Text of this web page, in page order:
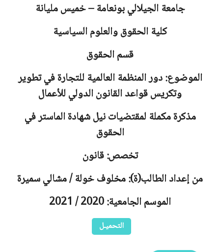
جامعةالجيلالي بونعامة – خميس مليانة
كلية الحقوق والعلوم السياسية
قسم الحقوق
الموضوع: دور المنظمة العالمية للتجارة في تطوير
وتكريس قواعد القانون الدولي للأعمال
مذكرة مكملة لمقتضيات نيل شهادة الماستر في
الحقوق
تخصص: قانون
من إعداد الطالب(ة): مخلوف خولة / مشالي سميرة
الموسم الجامعية: 2020 / 2021
التحميـل